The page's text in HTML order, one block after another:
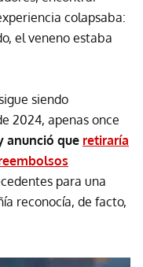
colapsaba:
el veneno estaba
siendo
2024, apenas once
anunció que retiraría
para una
reconocía, de facto,